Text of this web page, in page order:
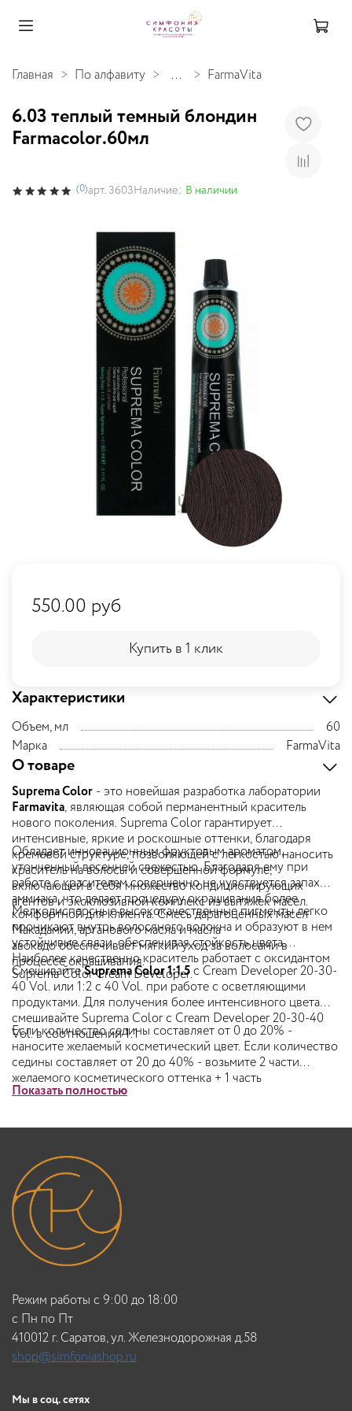
Главная По алфавиту ... FarmaVita
6.03 теплый темный блондин
Farmacolor.60мл
(0)арт.3603Наличие: В наличии
Характеристики
Объем, мл
60
Марка
FarmaVita
О товаре
Suprema Color - это новейшая разработка лаборатории
Farmavita, являющая собой перманентный краситель
нового поколения. Suprema Color гарантирует
интенсивные, яркие и роскошные оттенки, благодаря
кремовой структуре, позволяющей с легкостью наносить
краситель на волосы и совершенной формуле,
включающей в себя множество кондиционирующих
агентов и эксклюзивной комплекс из вытяжек масел.
Обладает инновационным фруктовым ароматом,
утонченный весенней свежестью. Благодаря ему при
работе с красителем совершенно не чувствуется запах
аммиака, что делает процедуру окрашивания более
комфортной для клиента. Смесь дарагоценных масел
Макадамии, арганового масла и масла
авокадо обеспечивает мягкий уход за волосами в
процессе окрашивания.
Мелкодисперсные высококачественные пигменты легко
проникают внутрь волосяного волокна и образуют в нем
устойчивые связи, обеспечивая стойкость цвета.
Наиболее качественно краситель работает с оксидантом
Suprema Color Cream Developer.
СмешивайтеSuprema Color 1:1.5с Cream Developer 20-30-
40 Vol. или 1:2 с 40 Vol. при работе с осветляющими
продуктами. Для получения более интенсивного цвета
смешивайте Suprema Color с Cream Developer 20-30-40
Vol. в соотношении 1:1
Если количество седины составляет от 0 до 20% -
наносите желаемый косметический цвет. Если количество
седины составляет от 20 до 40% - возьмите 2 части
желаемого косметического оттенка + 1 часть
соответствующего натурального оттенка. Если
часть желаемого косметического оттенка + 1 часть
количество седины составляет от 60 до 100% - возьмите 1
часть желаемого косметического оттенка + 2 часть
соответствующего натурального оттенка (например: 6.35
+ 6.0). Рекомендуемый состав смеси 1:1.
Показать полностью
550.00 руб
Купить в 1 клик
Купить в 1 клик
Режим работы с 9:00 до 18:00
c Пн по Пт
410012 г. Саратов, ул. Железнодорожная д.58
shop@simfoniashop.ru
Мы в соц. сетях